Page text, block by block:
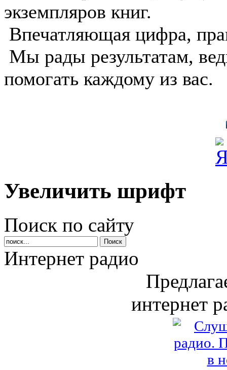
экземпляров книг.
Впечатляющая цифра,
Мы рады результатам,
помогать каждому из вас.
Увеличить шрифт
Поиск по сайту
Интернет радио
интернет